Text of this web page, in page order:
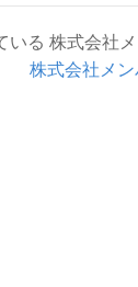
いる 株式会社
株式会社メ